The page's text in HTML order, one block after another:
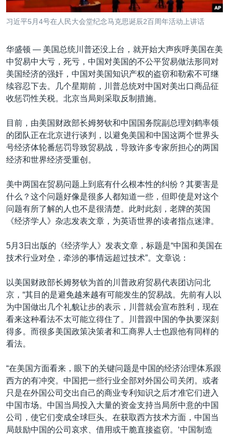
全球议题
环境
美国建国250周年
美国之音专访
重要讲话与声明
台海两岸关系
南中国海争端
关注西藏
关注新疆
GEN Z 看美国
关注我们
其他语言网站
习近平5月4号在人民大会堂纪念马克思诞辰2百周年活动上讲话
华盛顿 — 美国总统川普还没上台，就开始大声疾呼美国在美
中贸易中大亏，死亏，中国对美国的不公平贸易做法形同对
美国经济的强奸，中国对美国知识产权的盗窃和勒索不可继
续容忍下去。几个星期前，川普总统对中国对美出口商品征
收惩罚性关税。北京当局则采取反制措施。
目前，由美国财政部长姆努钦和中国国务院副总理刘鹤率领
的团队正在北京进行谈判，以避免美国和中国这两个世界头
号经济体轮番惩罚导致贸易战，导致许多专家所担心的两国
经济和世界经济受重创。
美中两国在贸易问题上到底有什么根本性的纠纷？其要害是
什么？这个问题好像是很多人都知道一些，但即使是对这个
问题有所了解的人也不是很清楚。此时此刻，老牌的英国
《经济学人》杂志发表文章，为英语世界的读者指点迷津。
5月3日出版的《经济学人》发表文章，标题是“中国和美国在
技术行业对垒，牵涉的事情远超过技术”。文章说：
以美国财政部长姆努钦为首的川普政府贸易代表团访问北
京，“其目的是避免越来越有可能发生的贸易战。先前有人以
为中国做出几个礼貌让步的表示，川普就会宣布胜利，现在
看来这种看法不太可能立得住了。川普跟中国的争执要深刻
得多。而很多美国政策决策者和工商界人士也跟他有同样的
看法。
“在美国方面看来，眼下的关键问题是中国的经济治理体系跟
西方的有冲突。中国把一些行业全部对外国公司关闭。或者
只是在外国公司交出自己的商业专利知识之后才准它们进入
中国市场。中国当局投入大量的资金支持当局所中意的中国
公司，使它们变成全球巨头。在获取西方技术方面，中国当
局鼓励中国的公司哀求、借用或干脆直接盗窃。‘中国制造